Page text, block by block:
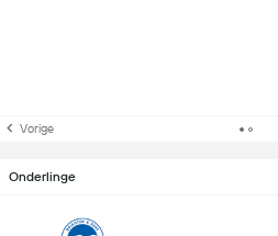
Vorige
Onderlinge